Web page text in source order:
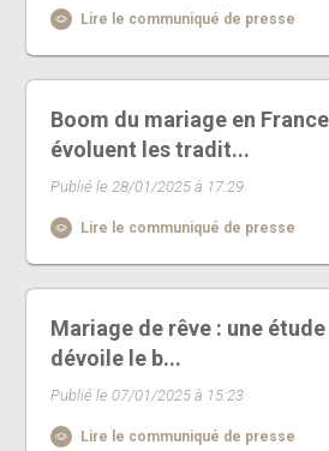
Lire le communiqué de presse
Boom du mariage en
évoluent les tradit...
Publié le 28/01/2025 à 17:29
Lire le communiqué de presse
Mariage de rêve : une
dévoile le b...
Publié le 07/01/2025 à 15:23
Lire le communiqué de presse